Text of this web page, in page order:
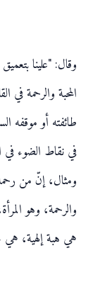
وقال: "علينا
المحبة والرحمة
طائفته أو موقفه
في نقاط الضوء في
ومثال، إنّ من
والرحمة، وهو
هي هبة إلهية، هي